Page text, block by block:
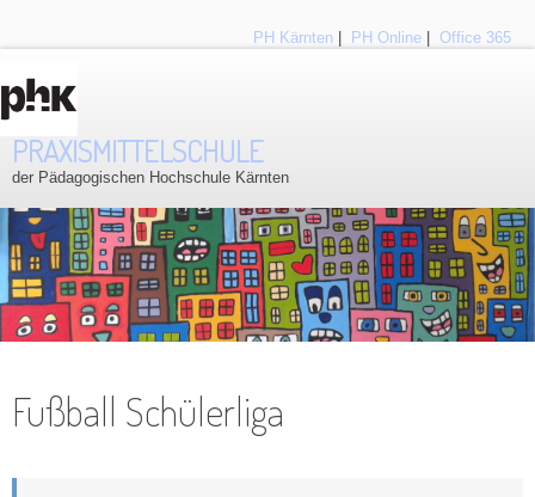
PH Kärnten PH Online Office 365
PRAXISMITTELSCHULE
der Pädagogischen Hochschule Kärnten
Fußball Schülerliga